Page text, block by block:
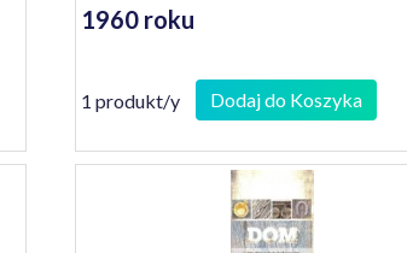
1960 roku
1 produkt/y Dodaj do Koszyka